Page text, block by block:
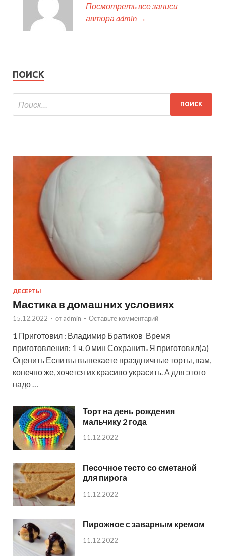
Посмотреть все записи
автора admin →
ПОИСК
ДЕСЕРТЫ
Мастика в домашних условиях
15.12.2022 - от admin - Оставьте комментарий
1 Приготовил : Владимир Братиков Время
приготовления: 1 ч. 0 мин Сохранить Я приготовил(а)
Оценить Если вы выпекаете праздничные торты, вам,
конечно же, хочется их красиво украсить. А для этого
надо …
Торт на день рождения
мальчику 2 года
11.12.2022
Песочное тесто со сметаной
для пирога
11.12.2022
Пирожное с заварным кремом
11.12.2022